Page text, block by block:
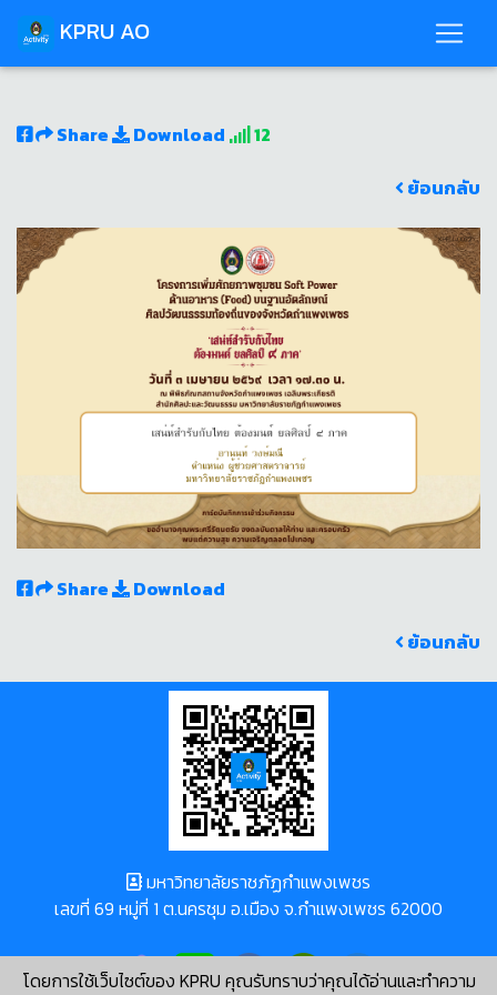
KPRU AO
Share Download
12
ย้อนกลับ
Share
Download
ย้อนกลับ
โดยการใช้เว็บไซต์ของ KPRU คุณรับทราบว่าคุณได้อ่านและทำความ
มหาวิทยาลัยราชภัฏกำแพงเพชร
เลขที่ 69 หมู่ที่ 1 ต.นครชุม อ.เมือง จ.กำแพงเพชร 62000